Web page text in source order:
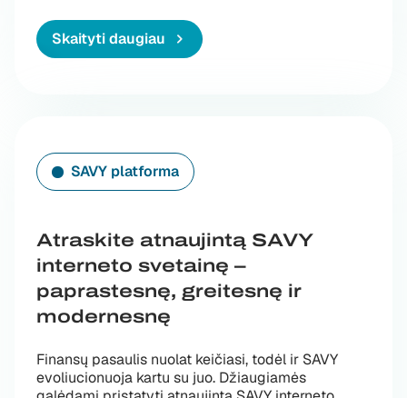
Skaityti daugiau
SAVY platforma
Atraskite atnaujintą SAVY
interneto svetainę –
paprastesnę, greitesnę ir
modernesnę
Finansų pasaulis nuolat keičiasi, todėl ir SAVY
evoliucionuoja kartu su juo. Džiaugiamės